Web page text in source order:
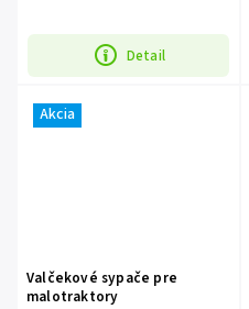
Detail
Akcia
Valčekové sypače pre
malotraktory